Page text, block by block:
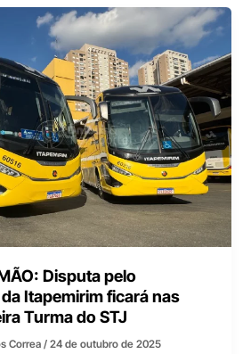
Disputa pelo
Itapemirim ficará nas
Turma do STJ
Correa/24 de outubro de 2025